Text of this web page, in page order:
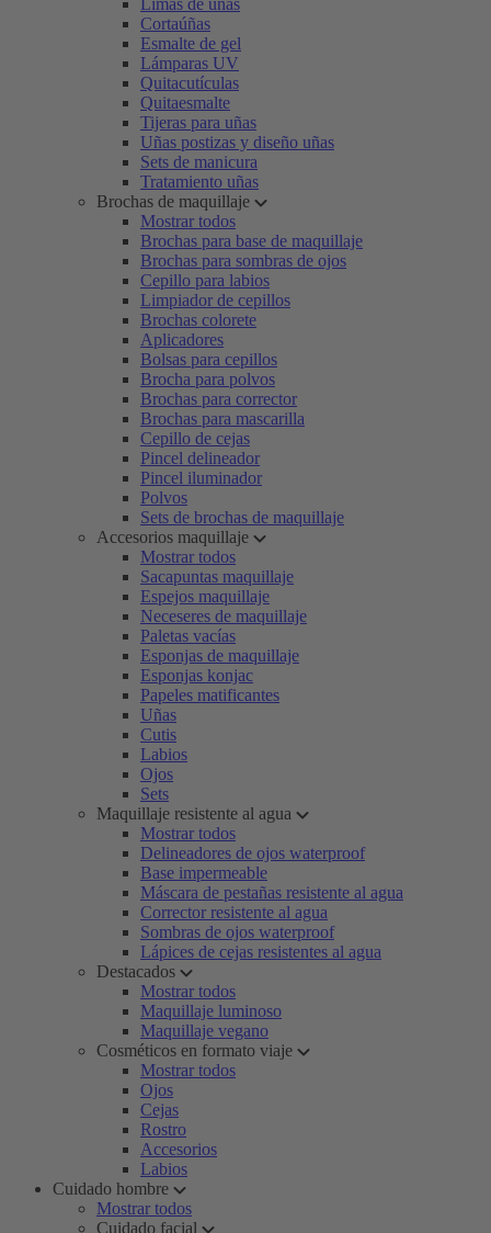
Limas de uñas
Cortaúñas
Esmalte de gel
Lámparas UV
Quitacutículas
Quitaesmalte
Tijeras para uñas
Uñas postizas y diseño uñas
Sets de manicura
Tratamiento uñas
Brochas de maquillaje
Mostrar todos
Brochas para base de maquillaje
Brochas para sombras de ojos
Cepillo para labios
Limpiador de cepillos
Brochas colorete
Aplicadores
Bolsas para cepillos
Brocha para polvos
Brochas para corrector
Brochas para mascarilla
Cepillo de cejas
Pincel delineador
Pincel iluminador
Polvos
Sets de brochas de maquillaje
Accesorios maquillaje
Mostrar todos
Sacapuntas maquillaje
Espejos maquillaje
Neceseres de maquillaje
Paletas vacías
Esponjas de maquillaje
Esponjas konjac
Papeles matificantes
Uñas
Cutis
Labios
Ojos
Sets
Maquillaje resistente al agua
Mostrar todos
Delineadores de ojos waterproof
Base impermeable
Máscara de pestañas resistente al agua
Corrector resistente al agua
Sombras de ojos waterproof
Lápices de cejas resistentes al agua
Destacados
Mostrar todos
Maquillaje luminoso
Maquillaje vegano
Cosméticos en formato viaje
Mostrar todos
Ojos
Cejas
Rostro
Accesorios
Labios
Cuidado hombre
Mostrar todos
Cuidado facial